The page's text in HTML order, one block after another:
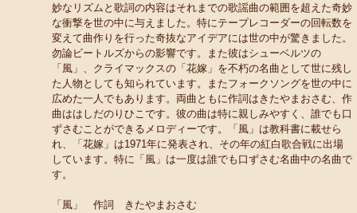
妙なリズムと歌詞の内容はそれまでの歌謡曲の範囲を超えた奇妙
な衝撃を世の中に与えました。特にテープレコーダーの回転数を
変えて曲作りを行った奇抜なアイデアには世の中が驚きました。
勿論ビートルズからの影響です。また彼はシューベルツの
「風」、クライマックスの「花嫁」を不朽の名曲として世に残し
た人物としても知られています。またフォークソングを世の中に
広めた一人でもあります。両曲ともに作詞はきたやまおさむ、作
曲ははしだのりひこです。彼の曲は特に親しみやすく、誰でも口
ずさむことができるメロディーです。「風」は教科書に載せら
れ、「花嫁」は1971年に発表され、その年の紅白歌合戦に出場
しています。特に「風」は一度は誰でも口ずさむ名曲中の名曲で
す。
「風」 作詞 きたやまおさむ